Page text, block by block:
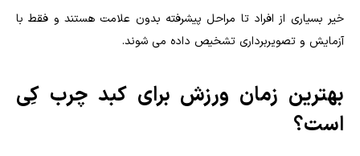
خیر بسیاری از افراد تا مراحل پیشرفته بدون علامت هستند و فقط با
آزمایش و تصویربرداری تشخیص داده می شوند.
بهترین زمان ورزش برای کبد چرب کِی
است؟